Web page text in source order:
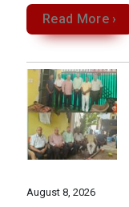
Read More ›
August 8, 2026